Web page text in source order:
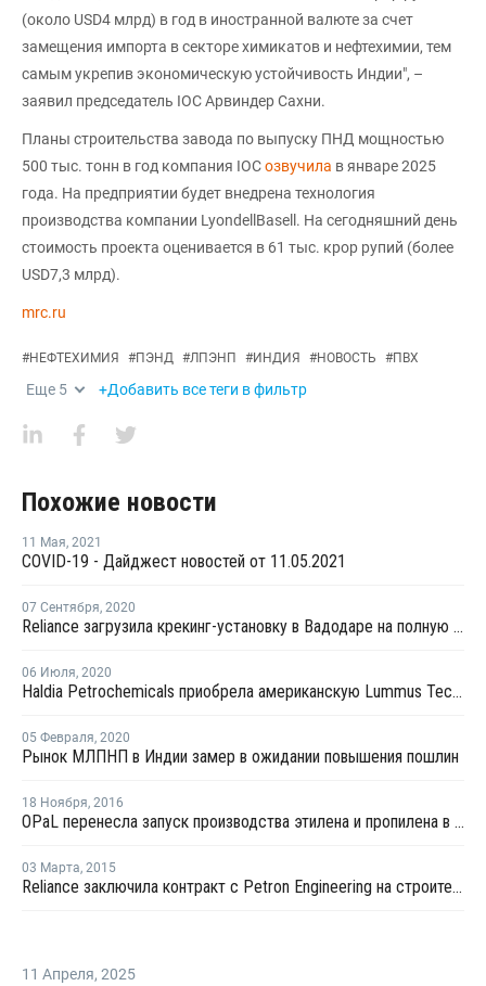
(около USD4 млрд) в год в иностранной валюте за счет
замещения импорта в секторе химикатов и нефтехимии, тем
самым укрепив экономическую устойчивость Индии", –
заявил председатель IOC Арвиндер Сахни.
Планы строительства завода по выпуску ПНД мощностью
500 тыс. тонн в год компания IOCозвучила в январе 2025
года. На предприятии будет внедрена технология
производства компании LyondellBasell. На сегодняшний день
стоимость проекта оценивается в 61 тыс. крор рупий (более
USD7,3 млрд).
mrc.ru
#НЕФТЕХИМИЯ #ПЭНД #ЛПЭНП #ИНДИЯ #НОВОСТЬ #ПВХ
Еще 5 +Добавить все теги в фильтр
Похожие новости
11 Мая, 2021
COVID-19 - Дайджест новостей от 11.05.2021
07 Сентября, 2020
Reliance загрузила крекинг-установку в Вадодаре на полную мощность после перезапуска
06 Июля, 2020
Haldia Petrochemicals приобрела американскую Lummus Technology за USD2,7 млрд
05 Февраля, 2020
Рынок МЛПНП в Индии замер в ожидании повышения пошлин
18 Ноября, 2016
OPaL перенесла запуск производства этилена и пропилена в Дахее на конец ноября
03 Марта, 2015
Reliance заключила контракт с Petron Engineering на строительства завода ЛПНП
11 Апреля, 2025